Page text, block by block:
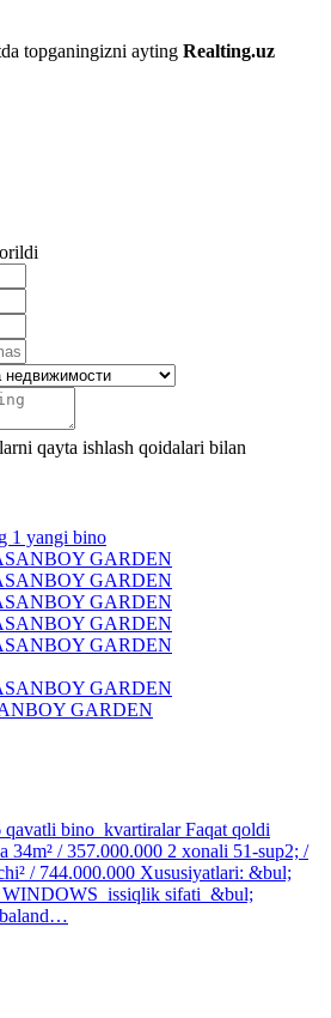
topganingizni ayting Realting.uz
qayta ishlash qoidalari bilan
1 yangi bino
GARDEN
bino kvartiralar Faqat qoldi
34m² / 357.000.000 2 xonali 51-sup2; /
/ 744.000.000 Xususiyatlari: &bul;
WINDOWS issiqlik sifati &bul;